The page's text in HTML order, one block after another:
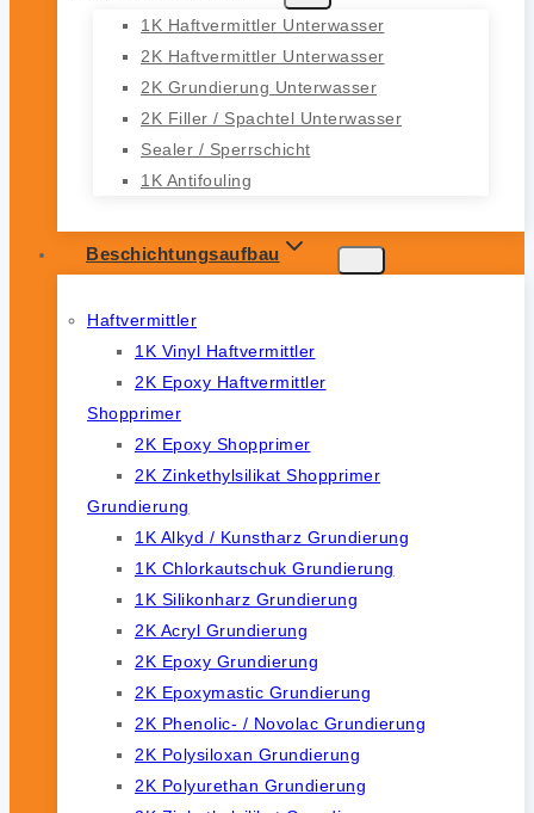
1K Haftvermittler Unterwasser
2K Haftvermittler Unterwasser
2K Grundierung Unterwasser
2K Filler / Spachtel Unterwasser
Sealer / Sperrschicht
1K Antifouling
Beschichtungsaufbau
Haftvermittler
1K Vinyl Haftvermittler
2K Epoxy Haftvermittler
Shopprimer
2K Epoxy Shopprimer
2K Zinkethylsilikat Shopprimer
Grundierung
1K Alkyd / Kunstharz Grundierung
1K Chlorkautschuk Grundierung
1K Silikonharz Grundierung
2K Acryl Grundierung
2K Epoxy Grundierung
2K Epoxymastic Grundierung
2K Phenolic- / Novolac Grundierung
2K Polysiloxan Grundierung
2K Polyurethan Grundierung